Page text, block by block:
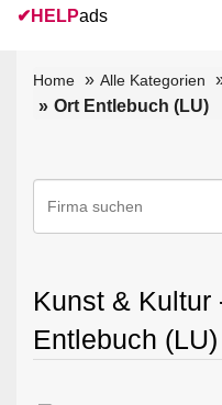
✔ HELPads
Home Alle Kategorien
Ort Entlebuch (LU)
Kunst & Kultur
Entlebuch (LU)